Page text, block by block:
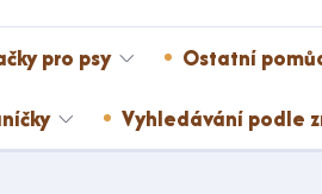
pro psy Ostatní
Vyhledávání podle